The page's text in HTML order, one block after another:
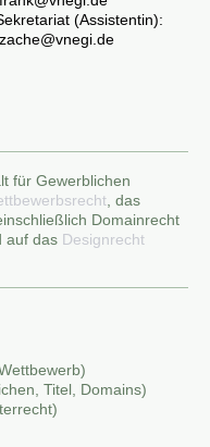
(Assistentin):
für Gewerblichen
, das
Domainrecht
auf das Designrecht
Titel, Domains)